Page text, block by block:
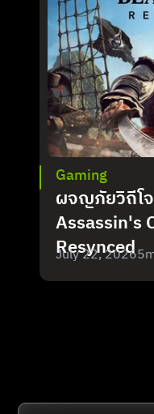
Gaming
ผจญภัยวิถีโ
Assassin's
Resynced
July 22, 20265